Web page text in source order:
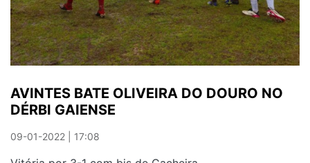
AVINTES BATE OLIVEIRA DO DOURO NO
DÉRBI GAIENSE
09-01-2022 | 17:08